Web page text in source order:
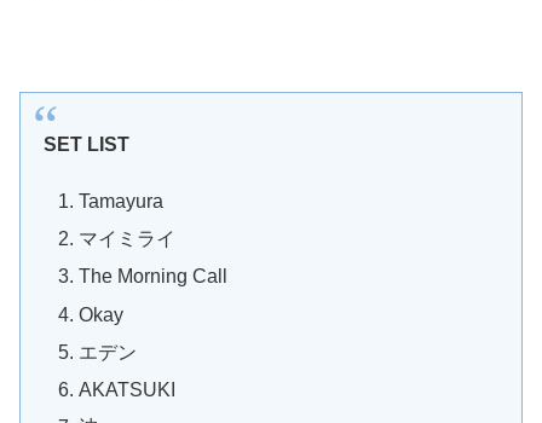
SET LIST
Tamayura
マイミライ
The Morning Call
Okay
エデン
AKATSUKI